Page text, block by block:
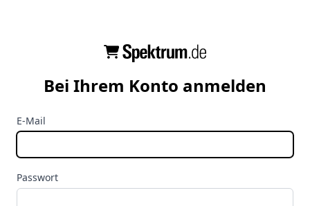
Bei Ihrem Konto anmelden
E-Mail
Passwort